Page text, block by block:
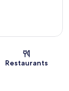
Restaurants